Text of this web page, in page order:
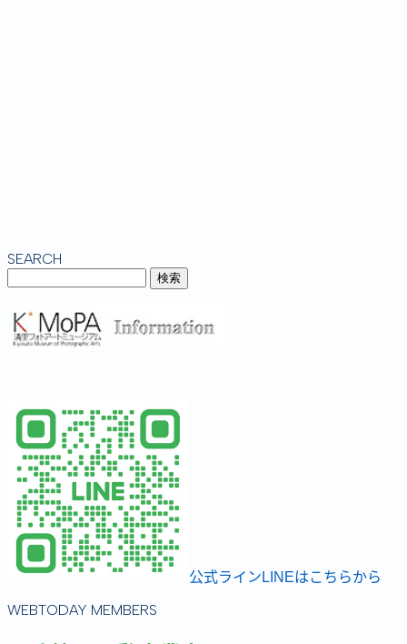
SEARCH
公式ラインLINEはこちらから
WEBTODAY MEMBERS